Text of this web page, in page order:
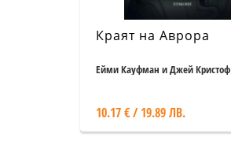
Краят на Аврора
Ейми Кауфман и Джей Кристоф
10.17 € / 19.89 ЛВ.